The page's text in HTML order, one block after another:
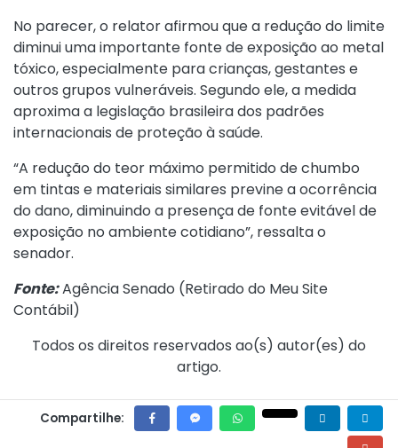
No parecer, o relator afirmou que a redução do limite
diminui uma importante fonte de exposição ao metal
tóxico, especialmente para crianças, gestantes e
outros grupos vulneráveis. Segundo ele, a medida
aproxima a legislação brasileira dos padrões
internacionais de proteção à saúde.
“A redução do teor máximo permitido de chumbo
em tintas e materiais similares previne a ocorrência
do dano, diminuindo a presença de fonte evitável de
exposição no ambiente cotidiano”, ressalta o
senador.
Fonte:Agência Senado (Retirado do Meu Site
Contábil)
Todos os direitos reservados ao(s) autor(es) do
artigo.
Compartilhe: